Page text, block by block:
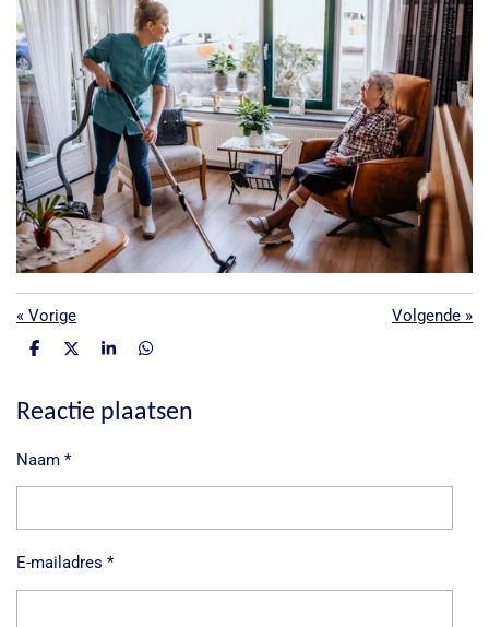
« Vorige Volgende »
D
e
n
D
l
S
r
e
D
e
n
Reactie plaatsen
Naam *
E-mailadres *